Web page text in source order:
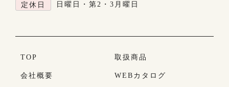
定休日 日曜日・第2・3月曜日
TOP
会社概要
取扱商品
WEBカタログ